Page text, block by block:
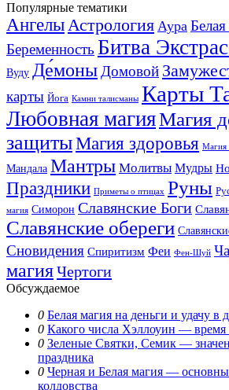
Популярные тематики
АнгелыАстрология Аура
Беременность Битва
Вуду Де́моны Домовой
карты Йога Камни талисманы Карты
Любовная магияМагия
защитыМагия здоровья Магия
Мандала Мантры Молитвы Мудры
Праздники Приметы о птицах Руны
магия Симорон Славянские Боги
Славянские обереги
Сновидения Спиритизм Феи Фен-Шуй
магияЧертоги
Обсуждаемое
0 Белая магия на деньги и удачу в
0 Какого числа Хэллоуин — время
0 Зеленые Святки, Семик —
праздника
0 Черная и Белая магия —
колдовства